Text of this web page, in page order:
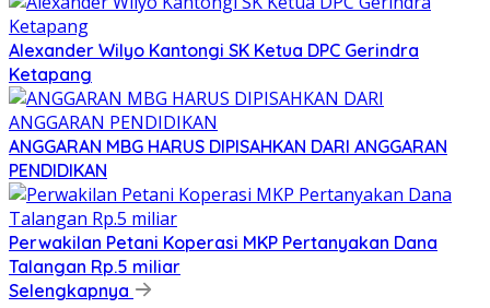
Alexander Wilyo Kantongi SK Ketua DPC Gerindra
Ketapang
ANGGARAN MBG HARUS DIPISAHKAN DARI ANGGARAN
PENDIDIKAN
Perwakilan Petani Koperasi MKP Pertanyakan Dana
Talangan Rp.5 miliar
Selengkapnya